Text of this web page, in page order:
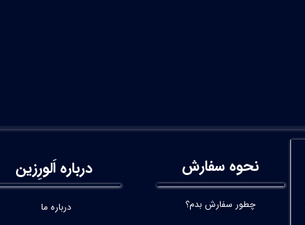
نحوه سفارش
چطور سفارش بدم؟
درباره اَلورِزین
درباره ما